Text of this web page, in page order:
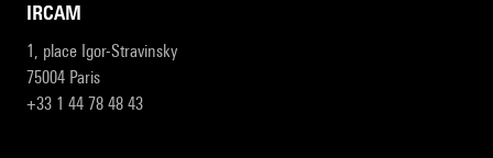
IRCAM
1, place Igor-Stravinsky
75004 Paris
+33 1 44 78 48 43